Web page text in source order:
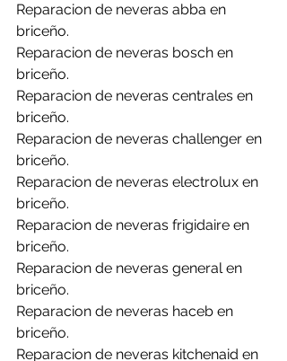
Reparacion de neveras abba en
briceño.
Reparacion de neveras bosch en
briceño.
Reparacion de neveras centrales en
briceño.
Reparacion de neveras challenger en
briceño.
Reparacion de neveras electrolux en
briceño.
Reparacion de neveras frigidaire en
briceño.
Reparacion de neveras general en
briceño.
Reparacion de neveras haceb en
briceño.
Reparacion de neveras kitchenaid en